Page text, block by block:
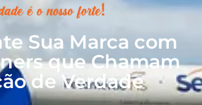
Sua Marca com
que Chamam
de Verdade